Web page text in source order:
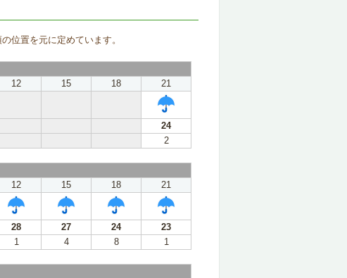
位置を元に定めています。
12 15 18
21
24
2
12 15 18
21
28 27 24
23
1 4 8 1